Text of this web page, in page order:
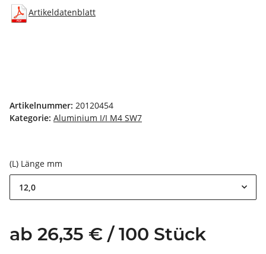
Artikeldatenblatt
Artikelnummer: 20120454
Kategorie: Aluminium I/I M4 SW7
(L) Länge mm
12,0
ab 26,35 € / 100 Stück